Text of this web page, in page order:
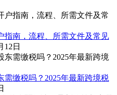
指南，流程、所需文件及常见
12日
需缴税吗？2025年最新跨境税